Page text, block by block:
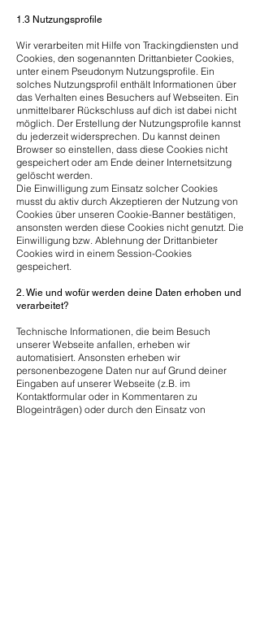
1.3 Nutzungsprofile
Wir verarbeiten mit Hilfe von Trackingdiensten und
Cookies, den sogenannten Drittanbieter Cookies,
unter einem Pseudonym Nutzungsprofile. Ein
solches Nutzungsprofil enthält Informationen über
das Verhalten eines Besuchers auf Webseiten. Ein
unmittelbarer Rückschluss auf dich ist dabei nicht
möglich. Der Erstellung der Nutzungsprofile kannst
du jederzeit widersprechen. Du kannst deinen
Browser so einstellen, dass diese Cookies nicht
gespeichert oder am Ende deiner Internetsitzung
gelöscht werden.
Die Einwilligung zum Einsatz solcher Cookies
musst du aktiv durch Akzeptieren der Nutzung von
Cookies über unseren Cookie-Banner bestätigen,
ansonsten werden diese Cookies nicht genutzt. Die
Einwilligung bzw. Ablehnung der Drittanbieter
Cookies wird in einem Session-Cookies
gespeichert.
2. Wie und wofür werden deine Daten erhoben und
verarbeitet?
Technische Informationen, die beim Besuch
unserer Webseite anfallen, erheben wir
automatisiert. Ansonsten erheben wir
personenbezogene Daten nur auf Grund deiner
Eingaben auf unserer Webseite (z.B. im
Kontaktformular oder in Kommentaren zu
Blogeinträgen) oder durch den Einsatz von